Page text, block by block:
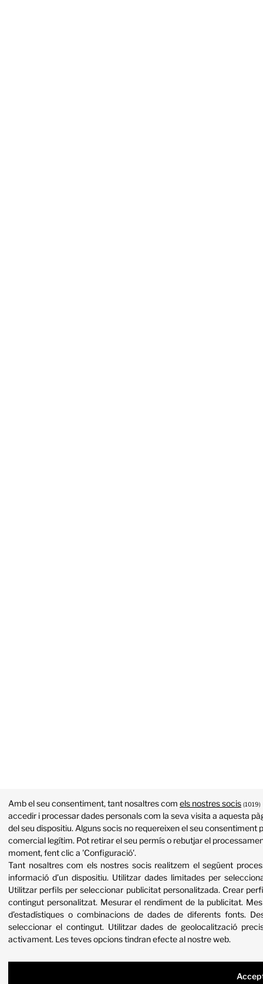
Amb el seu consentiment, tant nosaltres com els nostres socis (1019)
accedir i processar dades personals com la seva visita a aquesta
del seu dispositiu. Alguns socis no requereixen el seu consentiment
comercial legítim. Pot retirar el seu permís o rebutjar el
moment, fent clic a 'Configuració'.
Tant nosaltres com els nostres socis realitzem el següent
informació d’un dispositiu. Utilitzar dades limitades per
Utilitzar perfils per seleccionar publicitat personalitzada. Crear
contingut personalitzat. Mesurar el rendiment de la publicitat.
d’estadístiques o combinacions de dades de diferents fonts.
seleccionar el contingut. Utilitzar dades de geolocalització
activament. Les teves opcions tindran efecte al nostre web.